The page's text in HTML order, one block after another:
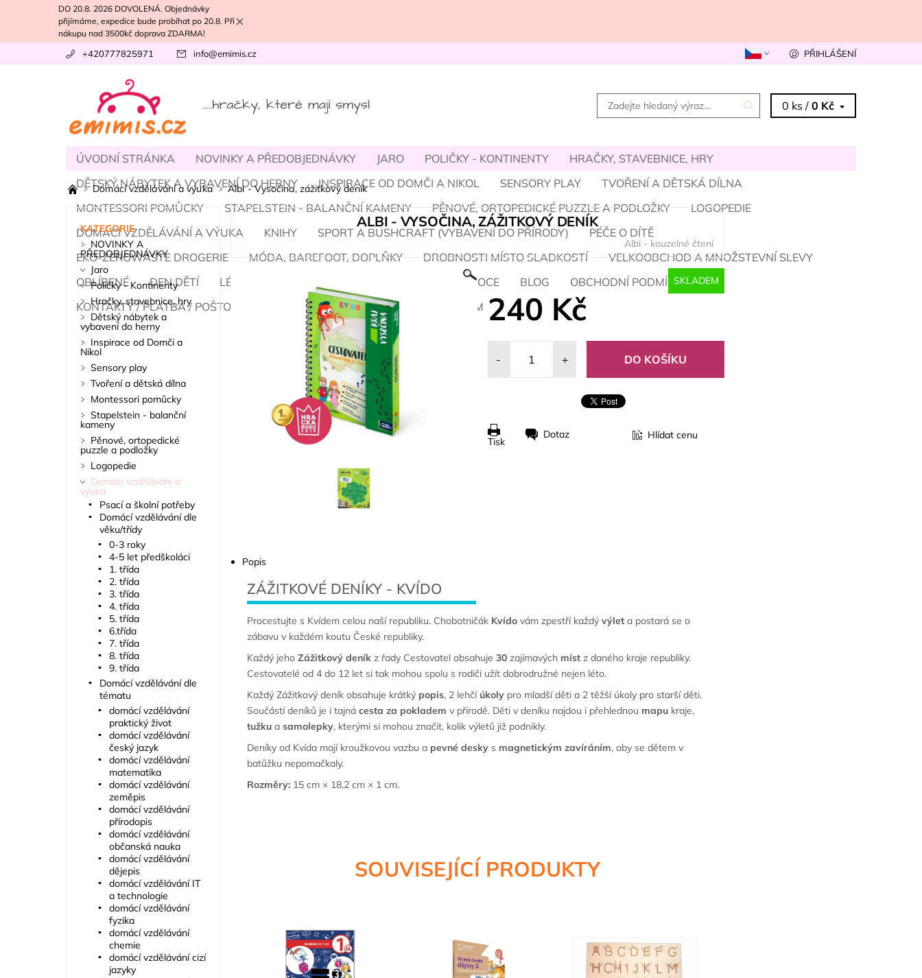
DO 20.8. 2026 DOVOLENÁ. Objednávky
přijímáme, expedice bude probíhat po 20.8. Při
nákupu nad 3500kč doprava ZDARMA!
+420777825971 info@emimis.cz PŘIHLÁŠENÍ
0 ks /0 Kč
ÚVODNÍ STRÁNKA NOVINKY A PŘEDOBJEDNÁVKY JARO POLIČKY - KONTINENTY
HRAČKY, STAVEBNICE, HRY
DĚTSKÝ NÁBYTEK A VYBAVENÍ DO HERNY
INSPIRACE OD DOMČI A NIKOL SENSORY PLAY
TVOŘENÍ A DĚTSKÁ DÍLNA
MONTESSORI POMŮCKY
STAPELSTEIN - BALANČNÍ KAMENY PĚNOVÉ, ORTOPEDICKÉ PUZZLE A PODLOŽKY
LOGOPEDIE
DOMÁCÍ VZDĚLÁVÁNÍ A VÝUKA
KNIHY SPORT A BUSHCRAFT (VYBAVENÍ DO PŘÍRODY)
PÉČE O DÍTĚ
EKO-ZEROWASTE DROGERIE
MÓDA, BAREFOOT, DOPLŇKY DROBNOSTI MÍSTO SLADKOSTÍ
VELKOOBCHOD A MNOŽSTEVNÍ SLEVY
OBLÍBENÉ
DEN DĚTÍ LÉTO ZIMA A VÁNOCE BLOG
OBCHODNÍ PODMÍNKY
KONTAKTY / PLATBA / POŠTOVNÉ
NÁŠ TÝM / O NÁS PROVIZNÍ SYSTÉM
Domácí vzdělávání a výuka Albi - Vysočina, zážitkový deník
ALBI - VYSOČINA, ZÁŽITKOVÝ DENÍK
Albi - kouzelné čtení
SKLADEM
240 Kč
- +
Tisk
Dotaz Hlídat cenu
Popis
ZÁŽITKOVÉ DENÍKY - KVÍDO
Procestujte s Kvídem celou naší republiku. Chobotničák Kvídovám zpestří každý výleta postará se o
zábavu v každém koutu České republiky.
Každý jeho Zážitkový deníkz řady Cestovatel obsahuje 30zajímavých místz daného kraje republiky.
Cestovatelé od 4 do 12 let si tak mohou spolu s rodiči užít dobrodružné nejen léto.
Každý Zážitkový deník obsahuje krátký popis, 2 lehčí úkolypro mladší děti a 2 těžší úkoly pro starší děti.
Součástí deníků je i tajná cesta za pokladem v přírodě. Děti v deníku najdou i přehlednou mapukraje,
tužkua samolepky, kterými si mohou značit, kolik výletů již podnikly.
Deníky od Kvída mají kroužkovou vazbu a pevné deskys magnetickým zavíráním, aby se dětem v
batůžku nepomačkaly.
Rozměry:15 cm × 18,2 cm × 1 cm.
SOUVISEJÍCÍ PRODUKTY
KATEGORIE
NOVINKY A
PŘEDOBJEDNÁVKY
Jaro
Poličky - Kontinenty
Hračky, stavebnice, hry
Dětský nábytek a
vybavení do herny
Inspirace od Domči a
Nikol
Sensory play
Tvoření a dětská dílna
Montessori pomůcky
Stapelstein - balanční
kameny
Pěnové, ortopedické
puzzle a podložky
Logopedie
Domácí vzdělávání a
výuka
Psací a školní potřeby
Domácí vzdělávání dle
věku/třídy
0-3 roky
4-5 let předškoláci
1. třída
2. třída
3. třída
4. třída
5. třída
6.třída
7. třída
8. třída
9. třída
Domácí vzdělávání dle
tématu
domácí vzdělávání
praktický život
domácí vzdělávání
český jazyk
domácí vzdělávání
matematika
domácí vzdělávání
zeměpis
domácí vzdělávání
přírodopis
domácí vzdělávání
občanská nauka
domácí vzdělávání
dějepis
domácí vzdělávání IT
a technologie
domácí vzdělávání
fyzika
domácí vzdělávání
chemie
domácí vzdělávání cizí
jazyky